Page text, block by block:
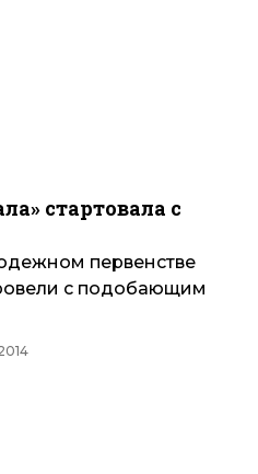
стартовала с
первенстве
с подобающим